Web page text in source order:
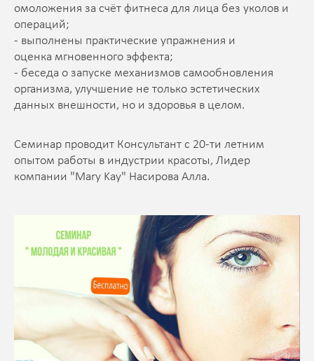
омоложения за счёт фитнеса для лица без уколов и
операций;
- выполнены практические упражнения и
оценка мгновенного эффекта;
- беседа о запуске механизмов самообновления
организма, улучшение не только эстетических
данных внешности, но и здоровья в целом.
Семинар проводит Консультант с 20-ти летним
опытом работы в индустрии красоты, Лидер
компании "Mary Kay" Насирова Алла.